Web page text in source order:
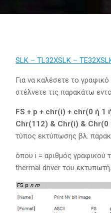
SLK – TL32XSLK – TE32X
Για να καλέσετε το
στέλνετε τις παρακάτω
FS + p + chr(i) + chr(0 ή 1
Chr(112) & Chr(i) & Chr(0
τύπος εκτύπωσης βλ.
όπου i = αριθμός γραφικού
thermal driver του εκτυπωτή.